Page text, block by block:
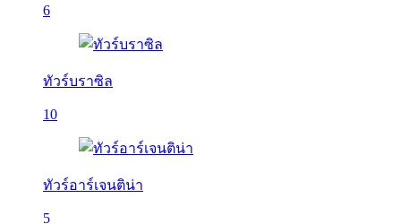
6
ทัวร์บราซิล
10
ทัวร์อาร์เจนติน่า
5